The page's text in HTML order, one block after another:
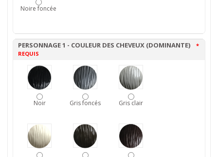
Noire foncée
PERSONNAGE 1 - COULEUR DES CHEVEUX (DOMINANTE) *
REQUIS
Noir Gris foncés Gris clair